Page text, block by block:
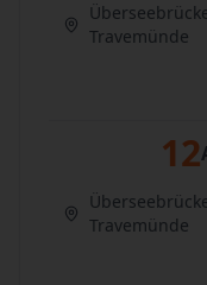
Travemünde
12
Travemünde